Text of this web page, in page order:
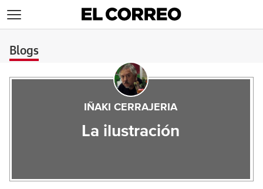
Blogs
IÑAKI CERRAJERIA
La ilustración